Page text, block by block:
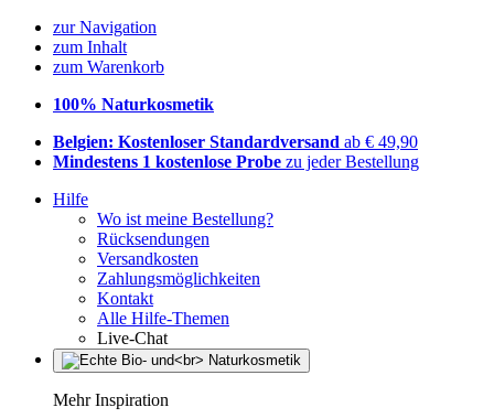
zur Navigation
zum Inhalt
zum Warenkorb
100% Naturkosmetik
Belgien: Kostenloser Standardversand ab € 49,90
Mindestens 1 kostenlose Probe zu jeder Bestellung
Hilfe
Wo ist meine Bestellung?
Rücksendungen
Versandkosten
Zahlungsmöglichkeiten
Kontakt
Alle Hilfe-Themen
Live-Chat
Mehr Inspiration